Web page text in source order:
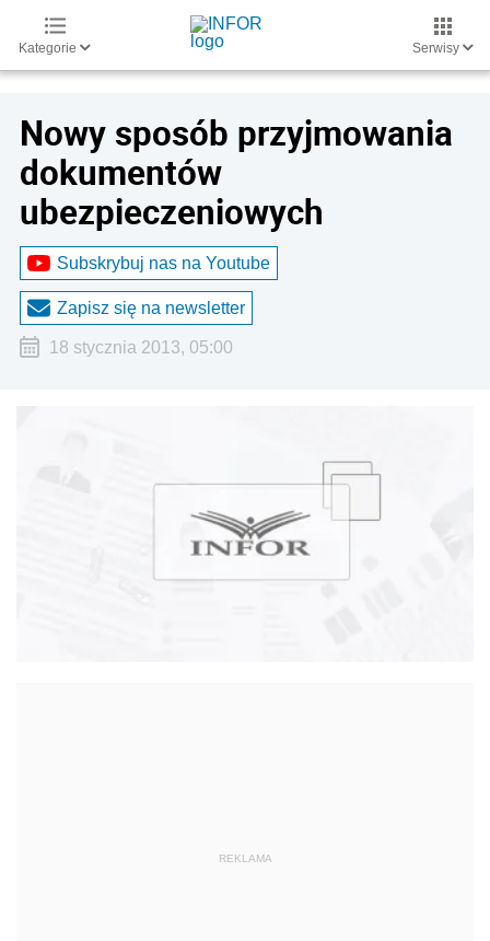
Kategorie Serwisy
Nowy sposób przyjmowania
dokumentów
ubezpieczeniowych
Subskrybuj nas na Youtube
Zapisz się na newsletter
18 stycznia 2013, 05:00